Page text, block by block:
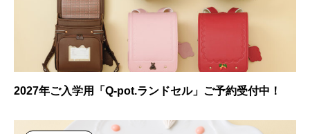
2027年ご入学用「Q-pot.ランドセル」ご予約受付中！